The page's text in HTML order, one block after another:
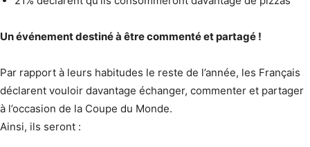
Un événement destiné à être commenté et partagé !
Par rapport à leurs habitudes le reste de l’année, les Français
déclarent vouloir davantage échanger, commenter et partager
à l’occasion de la Coupe du Monde.
Ainsi, ils seront :